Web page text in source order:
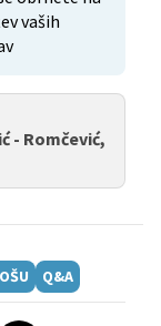
vaših
- Romčević,
Q&A